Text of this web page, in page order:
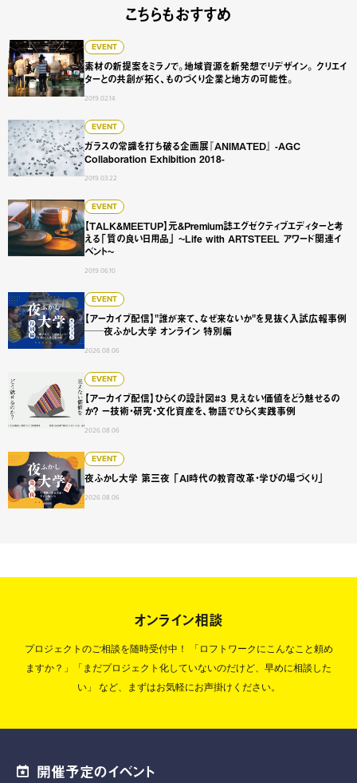
こちらもおすすめ
EVENT
素材の新提案をミラノで。地域資源を新発想でリデザイン。 クリエイ
ターとの共創が拓く、ものづくり企業と地方の可能性。
2019.02.14
素材の新提案をミラノで。地域資源を新発想でリデザイン
EVENT
ガラスの常識を打ち破る企画展『ANIMATED』 -AGC
Collaboration Exhibition 2018-
2019.03.22
ガラスの常識を打ち破る企画展『ANIMATED』 -AGC
EVENT
【TALK&MEETUP】元&Premium誌エグゼクティブエディターと考
える「質の良い日用品」 ~Life with ARTSTEEL アワード関連イ
ベント~
2019.06.10
【TALK&MEETUP】元&Premium誌エグゼクティブエディ
EVENT
【アーカイブ配信】"誰が来て、なぜ来ないか"を見抜く入試広報事例
──夜ふかし大学 オンライン 特別編
2026.08.06
【アーカイブ配信】"誰が来て、なぜ来ないか"を見抜く入
EVENT
【アーカイブ配信】ひらくの設計図#3 見えない価値をどう魅せるの
か？ ー技術・研究・文化資産を、物語でひらく実践事例
2026.08.06
【アーカイブ配信】ひらくの設計図#3 見えない価値をどう
EVENT
夜ふかし大学 第三夜 「AI時代の教育改革・学びの場づくり」
2026.08.06
夜ふかし大学 第三夜 「AI時代の教育改革・学びの場づくり」
オンライン相談
プロジェクトのご相談を随時受付中！
「ロフトワークにこんなこと頼め
ますか？」「まだプロジェクト化していないのだけど、早めに相談した
い」
など、まずはお気軽にお声掛けください。
開催予定のイベント